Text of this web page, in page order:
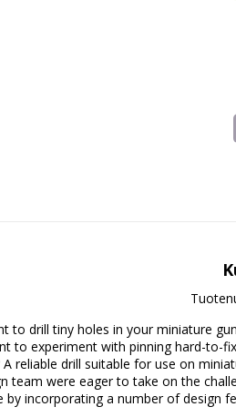
to drill tiny holes in your miniature
to experiment with pinning hard-to-
A reliable drill suitable for use on
team were eager to take on the
by incorporating a number of design